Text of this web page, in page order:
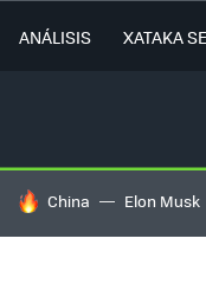
ANÁLISIS XATAKA
HOY SE HABLA DE
China Elon Musk